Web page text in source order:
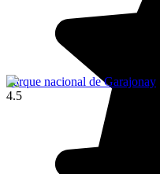
Parque nacional de Garajonay
4.5